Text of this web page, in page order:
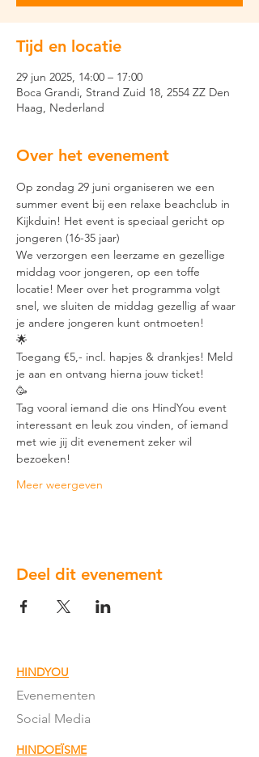
Tijd en locatie
29 jun 2025, 14:00 – 17:00
Boca Grandi, Strand Zuid 18, 2554 ZZ Den
Haag, Nederland
Over het evenement
Op zondag 29 juni organiseren we een
summer event bij een relaxe beachclub in
Kijkduin! Het event is speciaal gericht op
jongeren (16-35 jaar)
We verzorgen een leerzame en gezellige
middag voor jongeren, op een toffe
locatie! Meer over het programma volgt
snel, we sluiten de middag gezellig af waar
je andere jongeren kunt ontmoeten!
🌟
Toegang €5,- incl. hapjes & drankjes! Meld
je aan en ontvang hierna jouw ticket!
🥳
Tag vooral iemand die ons HindYou event
interessant en leuk zou vinden, of iemand
met wie jij dit evenement zeker wil
bezoeken!
Meer weergeven
Deel dit evenement
HINDYOU
Evenementen
Social Media
HINDOEÏSME